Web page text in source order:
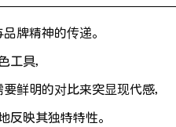
牌精神的传递。
工具，
鲜明的对比来突显现代感，
反映其独特特性。